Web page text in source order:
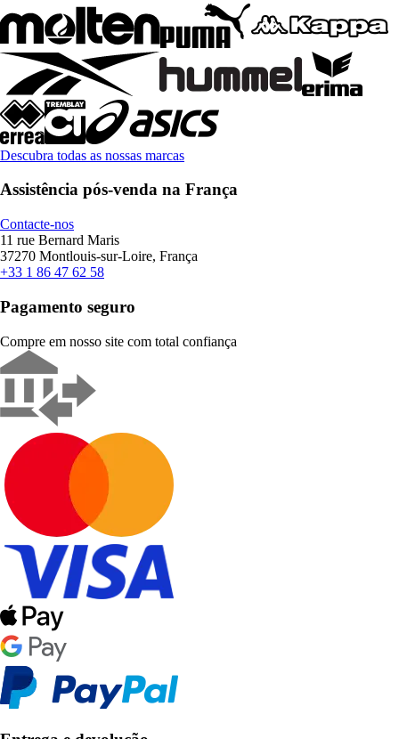
Descubra todas as nossas marcas
Assistência pós-venda na França
Contacte-nos
11 rue Bernard Maris
37270 Montlouis-sur-Loire, França
+33 1 86 47 62 58
Pagamento seguro
Compre em nosso site com total confiança